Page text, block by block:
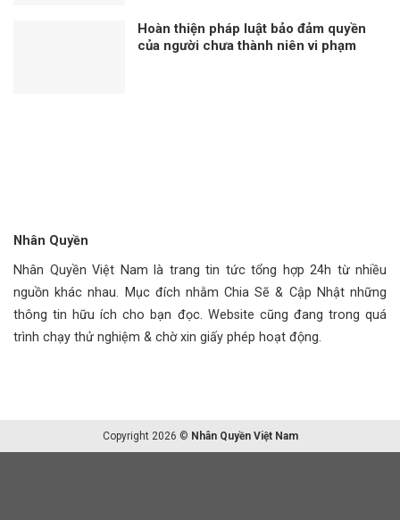
Hoàn thiện pháp luật bảo đảm quyền
của người chưa thành niên vi phạm
Nhân Quyền
Nhân Quyền Việt Nam là trang tin tức tổng hợp 24h từ nhiều
nguồn khác nhau. Mục đích nhằm Chia Sẽ & Cập Nhật những
thông tin hữu ích cho bạn đọc. Website cũng đang trong quá
trình chạy thử nghiệm & chờ xin giấy phép hoạt động.
Copyright 2026 © Nhân Quyền Việt Nam